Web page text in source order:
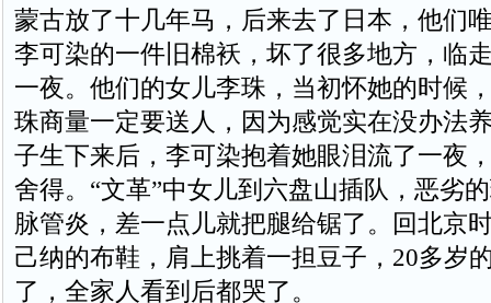
蒙古放了十几年马，后来去了日本，他们
李可染的一件旧棉袄，坏了很多地方，临
一夜。他们的女儿李珠，当初怀她的时候
珠商量一定要送人，因为感觉实在没办法
子生下来后，李可染抱着她眼泪流了一夜
舍得。“文革”中女儿到六盘山插队，恶劣
脉管炎，差一点儿就把腿给锯了。回北京
己纳的布鞋，肩上挑着一担豆子，20多岁
了，全家人看到后都哭了。